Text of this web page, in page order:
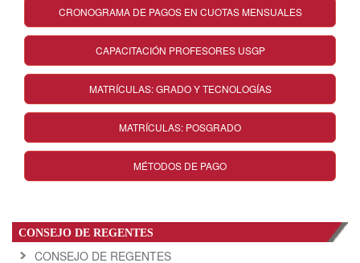
CRONOGRAMA DE PAGOS EN CUOTAS MENSUALES
CAPACITACIÓN PROFESORES USGP
MATRÍCULAS: GRADO Y TECNOLOGÍAS
MATRÍCULAS: POSGRADO
MÉTODOS DE PAGO
CONSEJO DE REGENTES
CONSEJO DE REGENTES